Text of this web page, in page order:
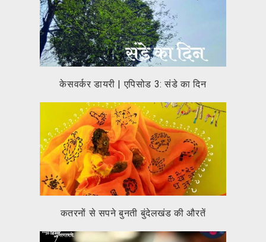
केसवर्कर डायरी | एपिसोड 3: संडे का दिन
कतरनों से सपने बुनती बुंदेलखंड की औरतें